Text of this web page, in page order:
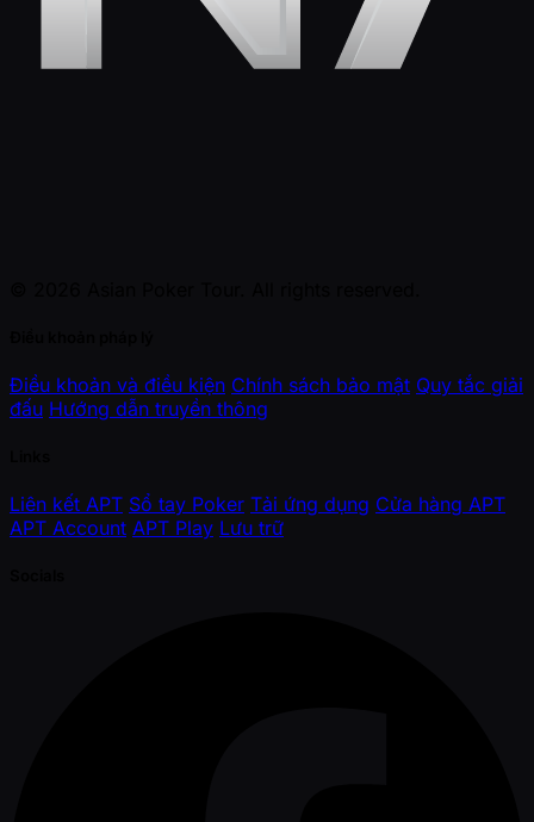
Điều khoản và điều kiện Chính sách bảo mật Quy tắc giải
đấu Hướng dẫn truyền thông
Liên kết APT Sổ tay Poker Tải ứng dụng Cửa hàng APT
APT Account APT Play Lưu trữ